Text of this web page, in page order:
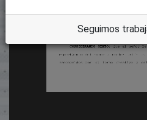
Seguimos